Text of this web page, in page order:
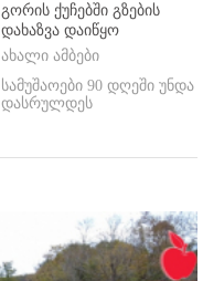
გორის ქუჩებში გზების
დახაზვა დაიწყო
ახალი ამბები
სამუშაოები 90 დღეში უნდა
დასრულდეს